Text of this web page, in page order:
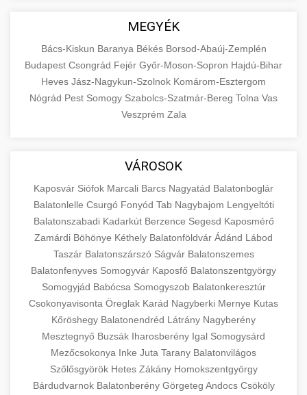
MEGYÉK
Bács-Kiskun Baranya Békés Borsod-Abaúj-Zemplén
Budapest Csongrád Fejér Győr-Moson-Sopron Hajdú-Bihar
Heves Jász-Nagykun-Szolnok Komárom-Esztergom
Nógrád Pest Somogy Szabolcs-Szatmár-Bereg Tolna Vas
Veszprém Zala
VÁROSOK
Kaposvár Siófok Marcali Barcs Nagyatád Balatonboglár
Balatonlelle Csurgó Fonyód Tab Nagybajom Lengyeltóti
Balatonszabadi Kadarkút Berzence Segesd Kaposmérő
Zamárdi Böhönye Kéthely Balatonföldvár Ádánd Lábod
Taszár Balatonszárszó Ságvár Balatonszemes
Balatonfenyves Somogyvár Kaposfő Balatonszentgyörgy
Somogyjád Babócsa Somogyszob Balatonkeresztúr
Csokonyavisonta Öreglak Karád Nagyberki Mernye Kutas
Kőröshegy Balatonendréd Látrány Nagyberény
Mesztegnyő Buzsák Iharosberény Igal Somogysárd
Mezőcsokonya Inke Juta Tarany Balatonvilágos
Szőlősgyörök Hetes Zákány Homokszentgyörgy
Bárdudvarnok Balatonberény Görgeteg Andocs Csököly